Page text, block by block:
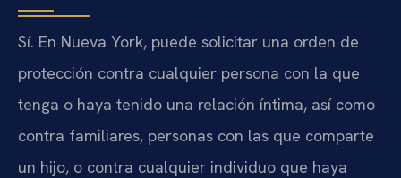
Sí. En Nueva York, puede solicitar una orden de
protección contra cualquier persona con la que
tenga o haya tenido una relación íntima, así como
contra familiares, personas con las que comparte
un hijo, o contra cualquier individuo que haya